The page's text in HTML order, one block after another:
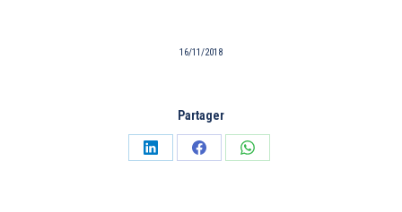
16/11/2018
Partager
PartagerPartagerPartager